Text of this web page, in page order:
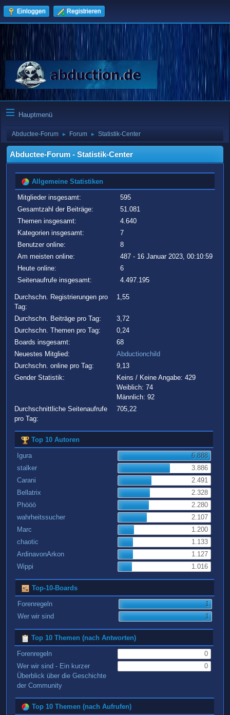
Einloggen Registrieren
Hauptmenü
Abductee-Forum ► Forum ► Statistik-Center
Abductee-Forum - Statistik-Center
Allgemeine Statistiken
Mitglieder insgesamt:
595
Gesamtzahl der Beiträge:
51.081
Themen insgesamt:
4.640
Kategorien insgesamt:
7
Benutzer online:
8
Am meisten online:
487 - 16 Januar 2023, 00:10:59
Heute online:
6
Seitenaufrufe insgesamt:
4.497.195
Durchschn. Registrierungen pro
Tag:
1,55
Durchschn. Beiträge pro Tag:
3,72
Durchschn. Themen pro Tag:
0,24
Boards insgesamt:
68
Neuestes Mitglied:
Abductionchild
Durchschn. online pro Tag:
9,13
Gender Statistik:
Keins / Keine Angabe: 429
Weiblich: 74
Männlich: 92
Durchschnittliche Seitenaufrufe
pro Tag:
705,22
Top 10 Autoren
Igura
6.888
stalker
3.886
Carani
2.491
Bellatrix
2.328
Phööö
2.280
wahrheitssucher
2.107
Marc
1.200
chaotic
1.133
ArdinavonArkon
1.127
Wippi
1.016
Top-10-Boards
Forenregeln
1
Wer wir sind
1
Top 10 Themen (nach Antworten)
Forenregeln
0
Wer wir sind - Ein kurzer
Überblick über die Geschichte
der Community
0
Top 10 Themen (nach Aufrufen)